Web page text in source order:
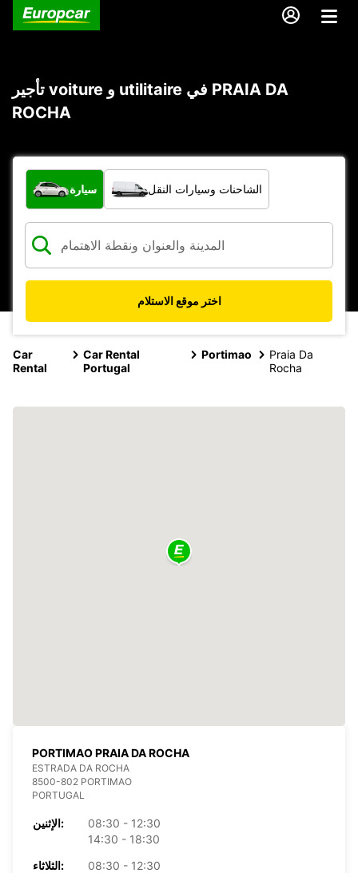
تأجير voiture و utilitaire في PRAIA DA
ROCHA
ما نوع المركبة؟
سيارة الشاحنات وسيارات النقل
اختر موقع الاستلام
Car
Rental
Car Rental
Portugal
Portimao
Praia Da
Rocha
PORTIMAO PRAIA DA ROCHA
ESTRADA DA ROCHA
8500-802 PORTIMAO
PORTUGAL
الإثنين:
08:30 - 12:30
14:30 - 18:30
الثلاثاء:
08:30 - 12:30